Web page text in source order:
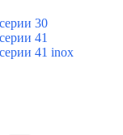
30
41
41 inox